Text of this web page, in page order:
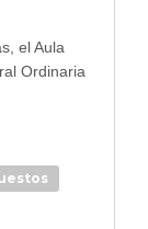
el Aula
Ordinaria